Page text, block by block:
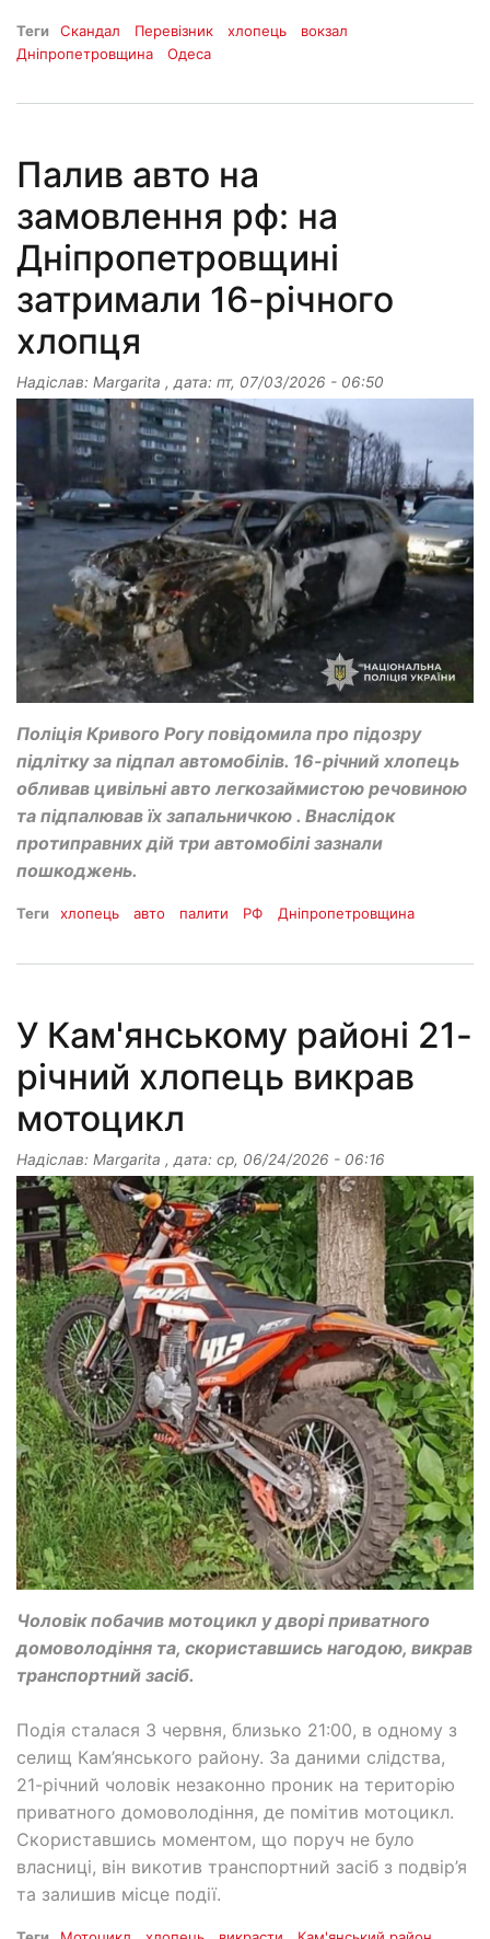
Теги Скандал Перевізник хлопець
вокзал
Дніпропетровщина
Одеса
Палив авто на
замовлення рф: на
Дніпропетровщині
затримали 16-річного
хлопця
Надіслав: Margarita , дата: пт, 07/03/2026 - 06:50
Поліція Кривого Рогу повідомила про підозру
підлітку за підпал автомобілів. 16-річний хлопець
обливав цивільні авто легкозаймистою речовиною
та підпалював їх запальничкою . Внаслідок
протиправних дій три автомобілі зазнали
пошкоджень.
Теги хлопець авто палити РФ Дніпропетровщина
У Кам'янському районі 21-
річний хлопець викрав
мотоцикл
Надіслав: Margarita , дата: ср, 06/24/2026 - 06:16
Чоловік побачив мотоцикл у дворі приватного
домоволодіння та, скориставшись нагодою, викрав
транспортний засіб.
Подія сталася 3 червня, близько 21:00, в одному з
селищ Кам’янського району. За даними слідства,
21-річний чоловік незаконно проник на територію
приватного домоволодіння, де помітив мотоцикл.
Скориставшись моментом, що поруч не було
власниці, він викотив транспортний засіб з подвір’я
та залишив місце події.